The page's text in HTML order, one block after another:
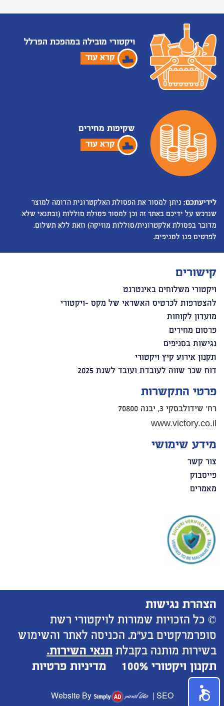
ויקטורי מובילה במהפכת הפרלל
קרא עוד
שקיפות מחירים
קרא עוד
לידיעתכם: ניתן למסור את הפסולת האלקטרונית הדומה למוצר
שנרכש על ידיכם באתר זה וכן למסור פסולת סוללות (ובתנאי שלא
מדובר בפסולת אלקטרונית/סוללות מוזיקה) וזאת ללא תשלום.
לפרטים פנו לסניפים.
קישורים
ויקטורי משלוחים באינטרנט
להצטרפות לכרטיס האשראי של מקס -ויקטורי
מועדון לקוחות
פרסום מחירים
נגישות בסניפים
תקנון אירוע קיץ ויקטורי
דוח שכר שווה לעובדת ועובד לשנת 2025
פרטי התקשרות
רח' שידולבסקי 3, יבנה 70800
www.victory.co.il
מידע שימושי
צור קשר
פייסבוק
מאמרים
הצהרת נגישות
© כל הזכויות שמורות לויקטורי רשת
סופרמרקטים בע"מ. הכניסה לאתר והשימוש
בשירות מותנה בקבלת תנאי השירות.
תקנון ויקטורי 100%
מדיניות פרטיות
SEO
|
Website By